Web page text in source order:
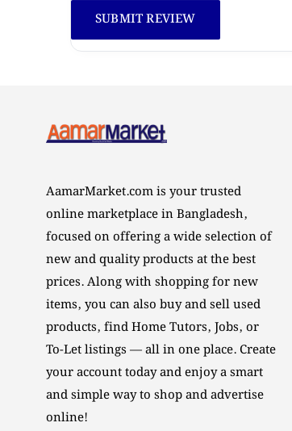
AamarMarket.com is your trusted
online marketplace in Bangladesh,
focused on offering a wide selection of
new and quality products at the best
prices. Along with shopping for new
items, you can also buy and sell used
products, find Home Tutors, Jobs, or
To-Let listings — all in one place. Create
your account today and enjoy a smart
and simple way to shop and advertise
online!